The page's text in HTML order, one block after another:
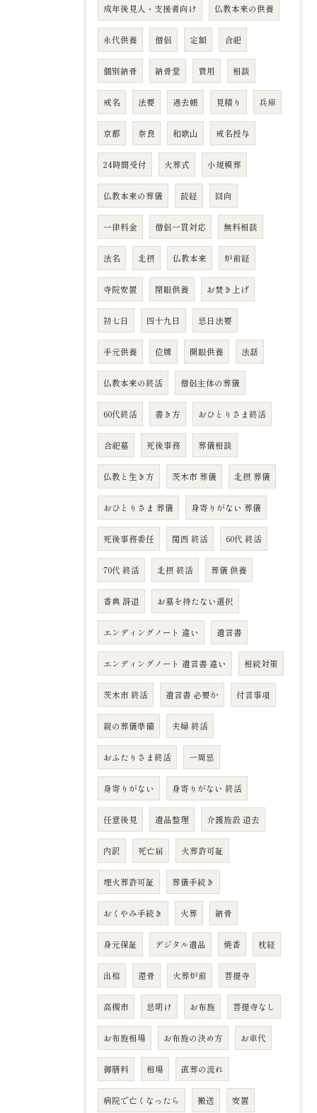
成年後見人・支援者向け 仏教本来の供養
永代供養 僧侶 定額 合祀
個別納骨 納骨堂 費用 相談
戒名 法要 過去帳 見積り 兵庫
京都 奈良 和歌山 戒名授与
24時間受付 火葬式 小規模葬
仏教本来の葬儀 読経 回向
一律料金 僧侶一貫対応 無料相談
法名 北摂 仏教本来 炉前経
寺院安置 閉眼供養 お焚き上げ
初七日 四十九日 忌日法要
手元供養 位牌 開眼供養 法話
仏教本来の終活 僧侶主体の葬儀
60代終活 書き方 おひとりさま終活
合祀墓 死後事務 葬儀相談
仏教と生き方 茨木市 葬儀 北摂 葬儀
おひとりさま 葬儀 身寄りがない 葬儀
死後事務委任 関西 終活 60代 終活
70代 終活 北摂 終活 葬儀 供養
香典 辞退 お墓を持たない選択
エンディングノート 違い 遺言書
エンディングノート 遺言書 違い 相続対策
茨木市 終活 遺言書 必要か 付言事項
親の葬儀準備 夫婦 終活
おふたりさま終活 一周忌
身寄りがない 身寄りがない 終活
任意後見 遺品整理 介護施設 退去
内訳 死亡届 火葬許可証
埋火葬許可証 葬儀手続き
おくやみ手続き 火葬 納骨
身元保証 デジタル遺品 焼香 枕経
出棺 還骨 火葬炉前 菩提寺
高槻市 忌明け お布施 菩提寺なし
お布施相場 お布施の決め方 お車代
御膳料 相場 直葬の流れ
病院で亡くなったら 搬送 安置